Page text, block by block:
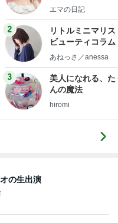
社売却セカンドラ
エマの日記
2
リトルミニマリス
ビューティコラ
little
あねっさ／anessa
3
美人になれる、た
んの魔法
hiromi
の生出演